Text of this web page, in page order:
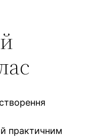
практичним